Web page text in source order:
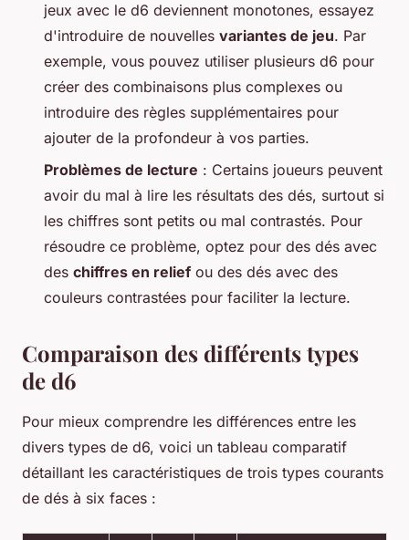
jeux avec le d6 deviennent monotones, essayez
d'introduire de nouvelles variantes de jeu. Par
exemple, vous pouvez utiliser plusieurs d6 pour
créer des combinaisons plus complexes ou
introduire des règles supplémentaires pour
ajouter de la profondeur à vos parties.
Problèmes de lecture : Certains joueurs peuvent
avoir du mal à lire les résultats des dés, surtout si
les chiffres sont petits ou mal contrastés. Pour
résoudre ce problème, optez pour des dés avec
des chiffres en relief ou des dés avec des
couleurs contrastées pour faciliter la lecture.
Comparaison des différents types
de d6
Pour mieux comprendre les différences entre les
divers types de d6, voici un tableau comparatif
détaillant les caractéristiques de trois types courants
de dés à six faces :